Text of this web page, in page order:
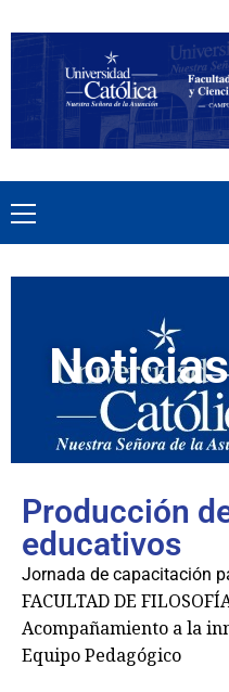
Noticias
Producción
educativos
Jornada de capacitación
FACULTAD DE
Acompañamiento a la
Equipo Pedagógico